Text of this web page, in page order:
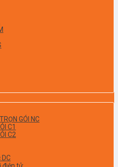
GÓI NC
C1
C2